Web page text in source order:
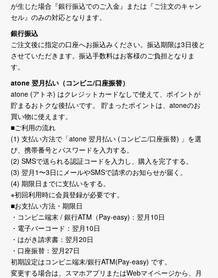
が生じた場合『銀行振込でのご入金』または『ご注文のキャン
セル』のみの対応となります。
銀行振込
ご注文後に指定の口座へお振込みください。振込期限は3日後と
させていただきます。振込手数料はお客様のご負担となりま
す。
atone 翌月払い（コンビニ/口座振替）
atone (アトネ) はクレジットカードなしで使えて、ポイントが
貯まるおトクな後払いです。 貯まったポイントは、atoneのお
買い物に使えます。
■ご利用の流れ
(1) 支払い方法で「atone 翌月払い (コンビニ/口座振替) 」を選
び、携帯番号とパスワードを入力する。
(2) SMSで送られる認証コードを入力し、購入を完了する。
(3) 翌月1〜3日にメールやSMSで請求のお知らせが届く。
(4) 期限日までに支払いをする。
※初回利用時に会員登録が必要です。
■お支払い方法・期限日
・コンビニ端末 / 銀行ATM（Pay-easy)：翌月10日
・電子バーコード：翌月10日
・はがき請求書：翌月20日
・口座振替：翌月27日
初期設定はコンビニ端末/銀行ATM(Pay-easy) です。
変更する場合は、スマホアプリまたはWebマイページから、月